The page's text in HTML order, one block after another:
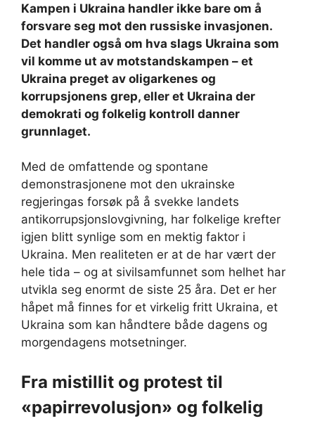
Kampen i Ukraina handler ikke bare om å
forsvare seg mot den russiske invasjonen.
Det handler også om hva slags Ukraina som
vil komme ut av motstandskampen – et
Ukraina preget av oligarkenes og
korrupsjonens grep, eller et Ukraina der
demokrati og folkelig kontroll danner
grunnlaget.
Med de omfattende og spontane
demonstrasjonene mot den ukrainske
regjeringas forsøk på å svekke landets
antikorrupsjonslovgivning, har folkelige krefter
igjen blitt synlige som en mektig faktor i
Ukraina. Men realiteten er at de har vært der
hele tida – og at sivilsamfunnet som helhet har
utvikla seg enormt de siste 25 åra. Det er her
håpet må finnes for et virkelig fritt Ukraina, et
Ukraina som kan håndtere både dagens og
morgendagens motsetninger.
Fra mistillit og protest til
«papirrevolusjon» og folkelig